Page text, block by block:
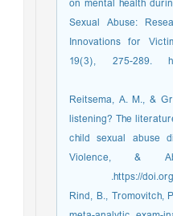
on mental health
Sexual Abuse:
Innovations for
19(3), 275-289.
Reitsema, A. M., &
listening? The
child sexual abuse
Violence, &
https://
Rind, B., Tromovitch,